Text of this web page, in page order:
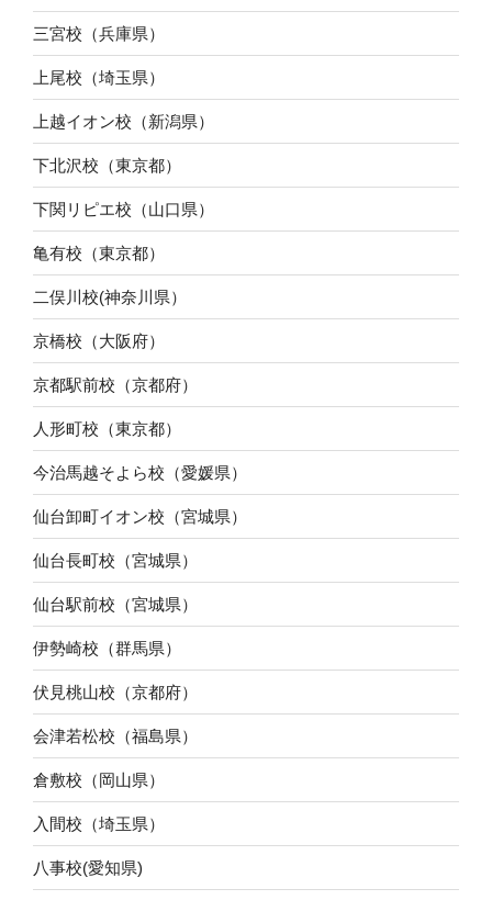
三宮校（兵庫県）
上尾校（埼玉県）
上越イオン校（新潟県）
下北沢校（東京都）
下関リピエ校（山口県）
亀有校（東京都）
二俣川校(神奈川県）
京橋校（大阪府）
京都駅前校（京都府）
人形町校（東京都）
今治馬越そよら校（愛媛県）
仙台卸町イオン校（宮城県）
仙台長町校（宮城県）
仙台駅前校（宮城県）
伊勢崎校（群馬県）
伏見桃山校（京都府）
会津若松校（福島県）
倉敷校（岡山県）
入間校（埼玉県）
八事校(愛知県)